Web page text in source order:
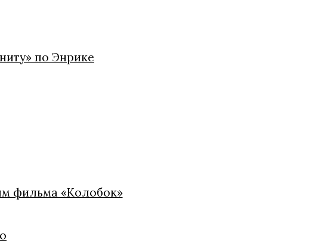
по Энрике
фильма «Колобок»